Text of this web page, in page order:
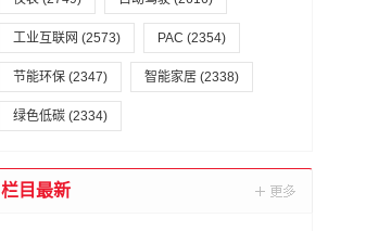
工业互联网 (2573) PAC (2354)
节能环保 (2347) 智能家居 (2338)
绿色低碳 (2334)
栏目最新